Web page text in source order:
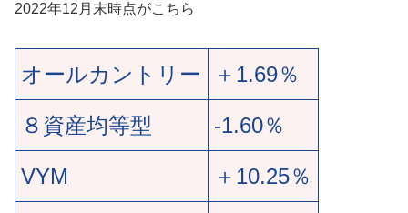
2022年12月末時点がこちら
オールカントリー ＋1.69％
８資産均等型 -1.60％
VYM ＋10.25％